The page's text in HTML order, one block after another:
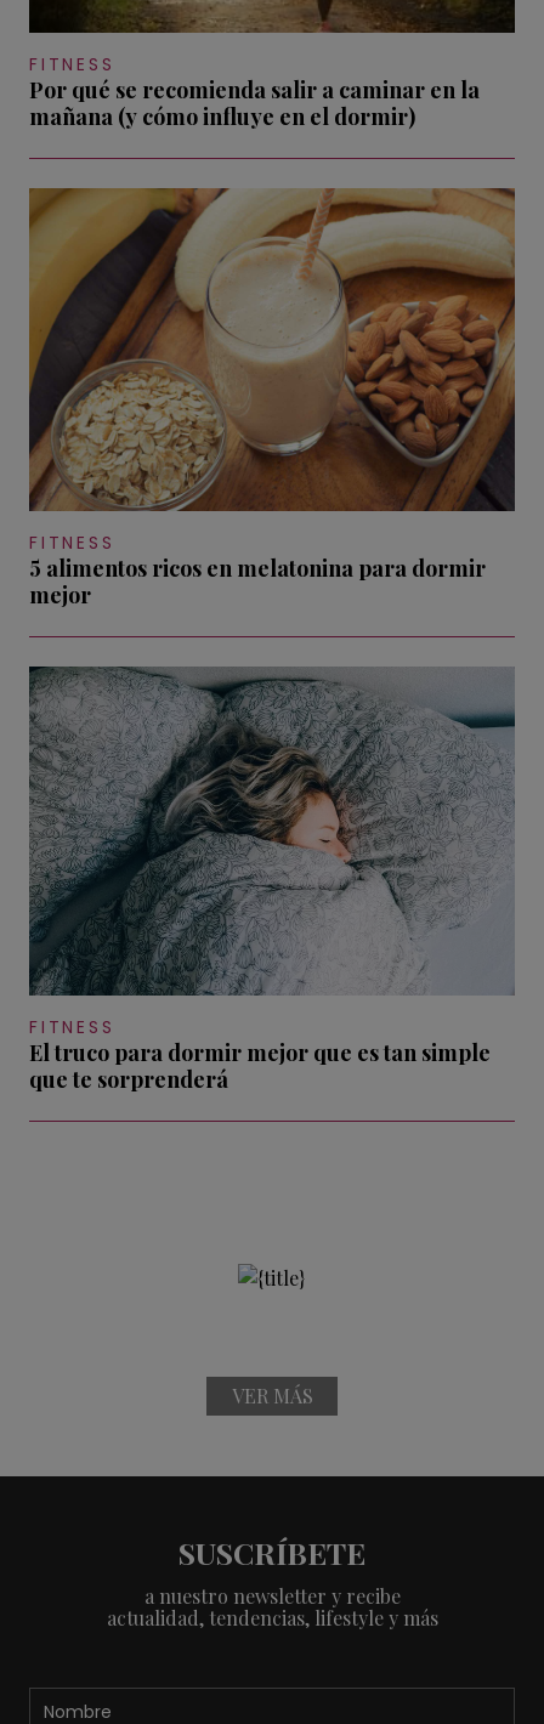
FITNESS
Por qué se recomienda salir a caminar en la
mañana (y cómo influye en el dormir)
FITNESS
5 alimentos ricos en melatonina para dormir
mejor
FITNESS
El truco para dormir mejor que es tan simple
que te sorprenderá
VER MÁS
SUSCRÍBETE
a nuestro newsletter y recibe
actualidad, tendencias, lifestyle y más